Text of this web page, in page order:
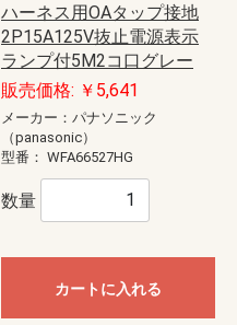
ハーネス用OAタップ接地
2P15A125V抜止電源表示
ランプ付5M2コ口グレー
販売価格: ￥5,641
メーカー：パナソニック
（panasonic）
型番： WFA66527HG
数量
カートに入れる